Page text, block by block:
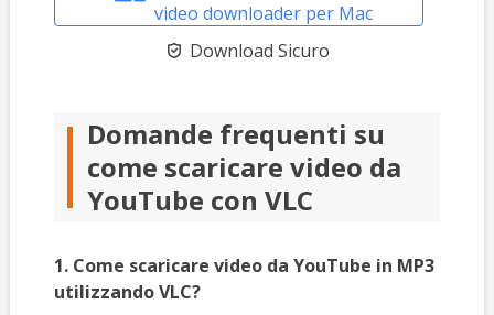
video downloader per Mac
 Download Sicuro
Domande frequenti su
come scaricare video da
YouTube con VLC
1. Come scaricare video da YouTube in MP3
utilizzando VLC?